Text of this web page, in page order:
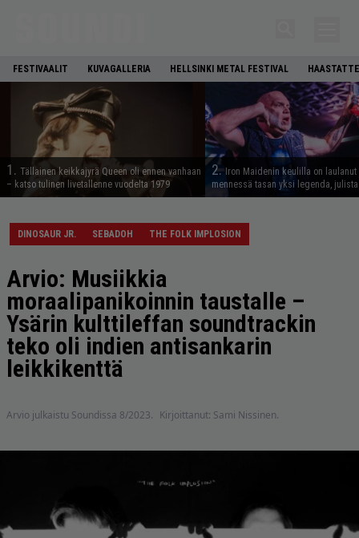
FESTIVAALIT KUVAGALLERIA HELLSINKI METAL FESTIVAL
1. Tällainen keikkajyrä Queen oli ennen vanhaan
– katso tulinen livetallenne vuodelta 1979
2. Iron Maidenin keulilla on laulanut
mennessä tasan yksi legenda,
DINOSAUR JR. SEBADOH THE FOLK IMPLOSION
Arvio: Musiikkia
moraalipanikoinnin taustalle –
Ysärin kulttileffan soundtrackin
teko oli indien antisankarin
leikkikenttä
Arvio julkaistu Soundissa 8/2023. Kirjoittanut: Sami Nissinen.